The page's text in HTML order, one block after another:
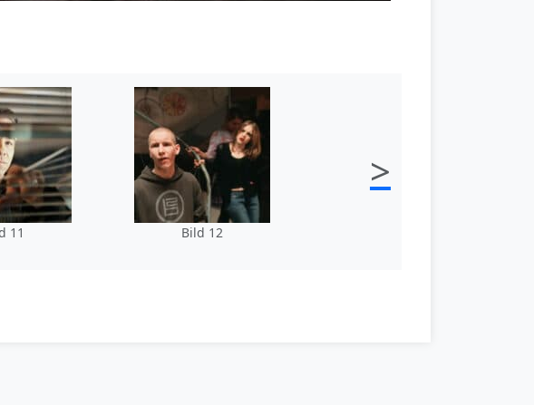
11 Bild 12
>